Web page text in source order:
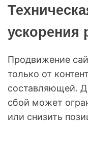
ускорения
Продвижение
только от
составляющей.
сбой может
или снизить